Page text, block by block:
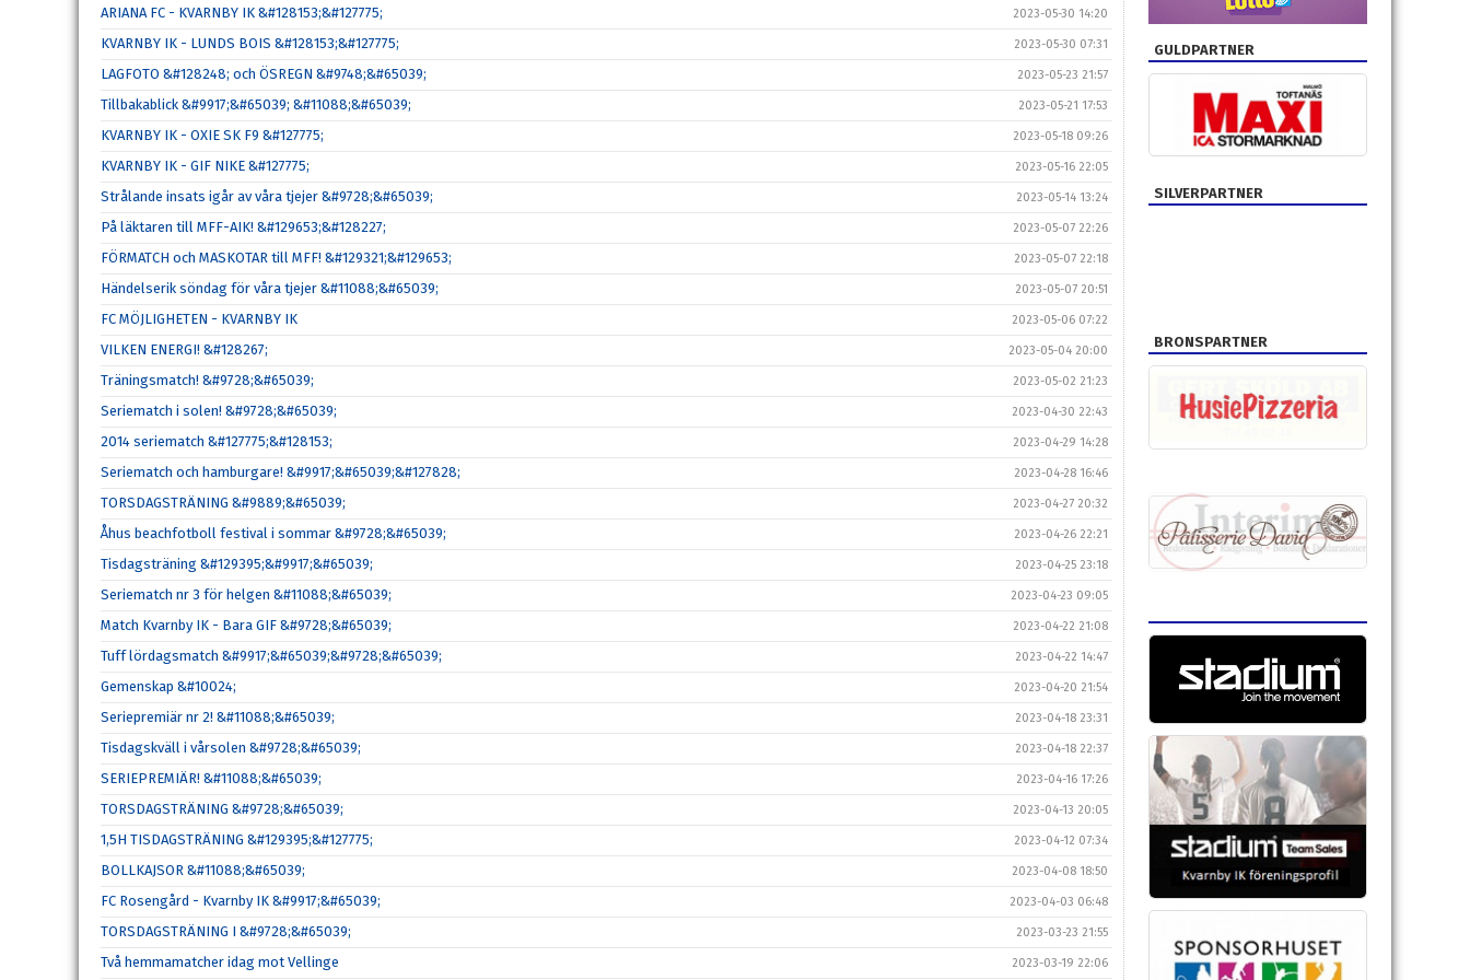
ARIANA FC - KVARNBY IK &#128153;&#127775; 2023-05-30 14:20
KVARNBY IK - LUNDS BOIS &#128153;&#127775; 2023-05-30 07:31
LAGFOTO &#128248; och ÖSREGN &#9748;&#65039; 2023-05-23 21:57
Tillbakablick &#9917;&#65039; &#11088;&#65039; 2023-05-21 17:53
KVARNBY IK - OXIE SK F9 &#127775; 2023-05-18 09:26
KVARNBY IK - GIF NIKE &#127775; 2023-05-16 22:05
Strålande insats igår av våra tjejer &#9728;&#65039; 2023-05-14 13:24
På läktaren till MFF-AIK! &#129653;&#128227; 2023-05-07 22:26
FÖRMATCH och MASKOTAR till MFF! &#129321;&#129653; 2023-05-07 22:18
Händelserik söndag för våra tjejer &#11088;&#65039; 2023-05-07 20:51
FC MÖJLIGHETEN - KVARNBY IK 2023-05-06 07:22
VILKEN ENERGI! &#128267; 2023-05-04 20:00
Träningsmatch! &#9728;&#65039; 2023-05-02 21:23
Seriematch i solen! &#9728;&#65039; 2023-04-30 22:43
2014 seriematch &#127775;&#128153; 2023-04-29 14:28
Seriematch och hamburgare! &#9917;&#65039;&#127828; 2023-04-28 16:46
TORSDAGSTRÄNING &#9889;&#65039; 2023-04-27 20:32
Åhus beachfotboll festival i sommar &#9728;&#65039; 2023-04-26 22:21
Tisdagsträning &#129395;&#9917;&#65039; 2023-04-25 23:18
Seriematch nr 3 för helgen &#11088;&#65039; 2023-04-23 09:05
Match Kvarnby IK - Bara GIF &#9728;&#65039; 2023-04-22 21:08
Tuff lördagsmatch &#9917;&#65039;&#9728;&#65039; 2023-04-22 14:47
Gemenskap &#10024; 2023-04-20 21:54
Seriepremiär nr 2! &#11088;&#65039; 2023-04-18 23:31
Tisdagskväll i vårsolen &#9728;&#65039; 2023-04-18 22:37
SERIEPREMIÄR! &#11088;&#65039; 2023-04-16 17:26
TORSDAGSTRÄNING &#9728;&#65039; 2023-04-13 20:05
1,5H TISDAGSTRÄNING &#129395;&#127775; 2023-04-12 07:34
BOLLKAJSOR &#11088;&#65039; 2023-04-08 18:50
FC Rosengård - Kvarnby IK &#9917;&#65039; 2023-04-03 06:48
TORSDAGSTRÄNING I &#9728;&#65039; 2023-03-23 21:55
Två hemmamatcher idag mot Vellinge 2023-03-19 22:06
GULDPARTNER
SILVERPARTNER
BRONSPARTNER